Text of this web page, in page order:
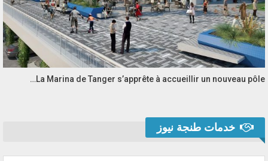
La Marina de Tanger s’apprête à accueillir un nouveau pôle…
خدمات طنجة نيوز